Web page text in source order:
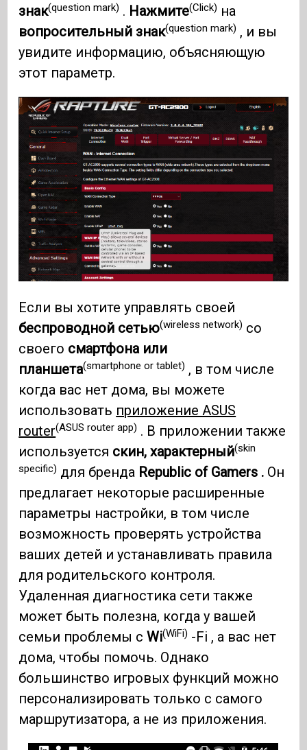
знак(question mark) . Нажмите(Click) на
вопросительный знак(question mark) , и вы
увидите информацию, объясняющую
этот параметр.
Если вы хотите управлять своей
беспроводной сетью(wireless network) со
своего смартфона или
планшета(smartphone or tablet) , в том числе
когда вас нет дома, вы можете
использовать приложение ASUS
router(ASUS router app) . В приложении также
используется скин, характерный(skin
specific) для бренда Republic of Gamers . Он
предлагает некоторые расширенные
параметры настройки, в том числе
возможность проверять устройства
ваших детей и устанавливать правила
для родительского контроля.
Удаленная диагностика сети также
может быть полезна, когда у вашей
семьи проблемы сWi(WiFi) -Fi , а вас нет
дома, чтобы помочь. Однако
большинство игровых функций можно
персонализировать только с самого
маршрутизатора, а не из приложения.